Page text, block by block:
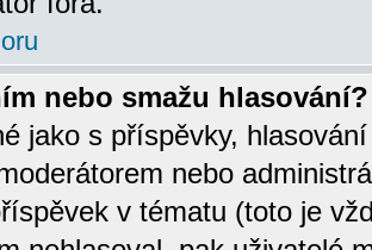
nebo smažu hlasování?
jako s příspěvky,
nebo
v tématu (toto je